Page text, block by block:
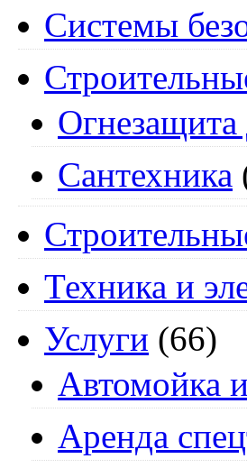
Системы
Сантехника
Техника и
Услуги (66)
Автомойка
Аренда